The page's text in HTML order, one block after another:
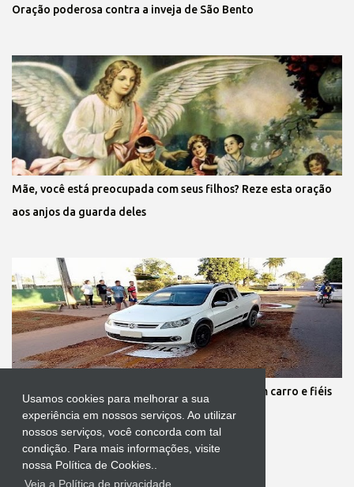
Usamos cookies para melhorar a sua
experiência em nossos serviços. Ao utilizar
nossos serviços, você concorda com tal
condição. Para mais informações, visite
nossa Política de Cookies..
Veja a Política de privacidade
Oração poderosa contra a inveja de São Bento
Mãe, você está preocupada com seus filhos? Reze esta oração
aos anjos da guarda deles
Protestante destrói tapete de Corpus Christi com carro e fiéis
se revoltam